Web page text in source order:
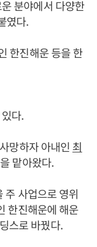
분야에서 다양한
였다.
한진해운 등을 한
다.
망하자 아내인 최
맡아왔다.
주 사업으로 영위
한진해운에 해운
스로 바꿨다.